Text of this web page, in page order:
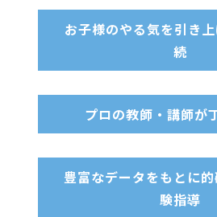
お子様のやる気を引き
続
プロの教師・講師が
豊富なデータをもとに
験指導